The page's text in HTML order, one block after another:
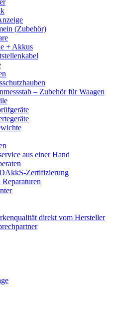
(Zubehör)
+ Akkus
– Zubehör für Waagen
aus einer Hand
Zertifizierung
direkt vom Hersteller